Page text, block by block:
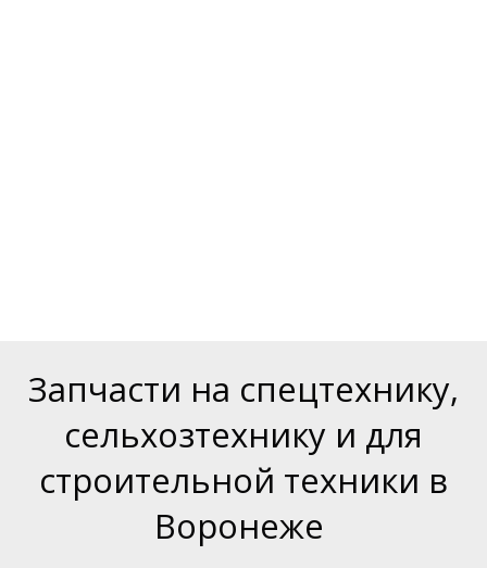
Запчасти на спецтехнику,
сельхозтехнику и для
строительной техники в
Воронеже